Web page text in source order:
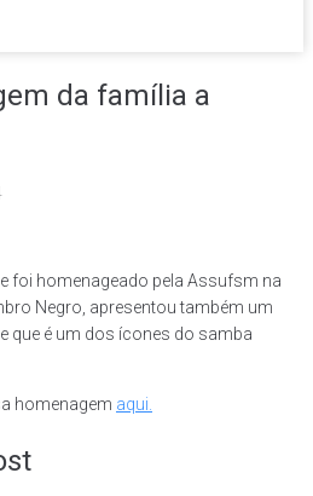
da família a
foi homenageado pela Assufsm na
Negro, apresentou também um
que é um dos ícones do samba
homenagem aqui.